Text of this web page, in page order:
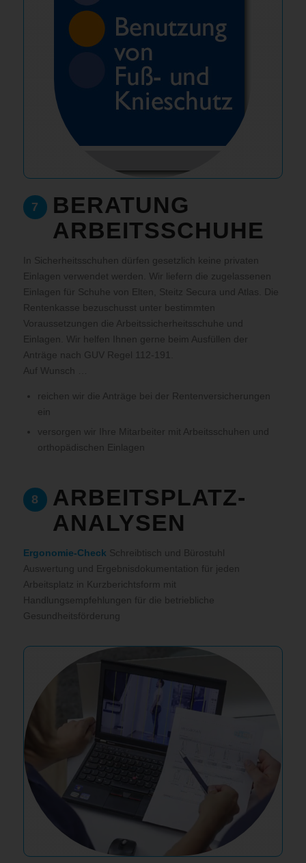
7
BERATUNG
ARBEITSSCHUHE
In Sicherheitsschuhen dürfen gesetzlich keine privaten
Einlagen verwendet werden. Wir liefern die zugelassenen
Einlagen für Schuhe von Elten, Steitz Secura und Atlas. Die
Rentenkasse bezuschusst unter bestimmten
Voraussetzungen die Arbeitssicherheitsschuhe und
Einlagen. Wir helfen Ihnen gerne beim Ausfüllen der
Anträge nach GUV Regel 112-191.
Auf Wunsch …
reichen wir die Anträge bei der Rentenversicherungen
ein
versorgen wir Ihre Mitarbeiter mit Arbeitsschuhen und
orthopädischen Einlagen
8
ARBEITSPLATZ-
ANALYSEN
Ergonomie-CheckSchreibtisch und Bürostuhl
Auswertung und Ergebnisdokumentation für jeden
Arbeitsplatz in Kurzberichtsform mit
Handlungsempfehlungen für die betriebliche
Gesundheitsförderung